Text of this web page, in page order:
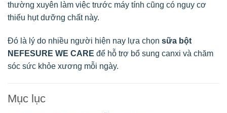
thường xuyên làm việc trước máy tính cũng có nguy cơ
thiếu hụt dưỡng chất này.
Đó là lý do nhiều người hiện nay lựa chọn sữa bột
NEFESURE WE CARE để hỗ trợ bổ sung canxi và chăm
sóc sức khỏe xương mỗi ngày.
Mục lục